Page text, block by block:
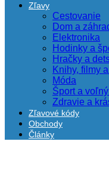
Zľavy
Cestovanie
Dom a
Elektronika
Hodinky a
Hračky a
Knihy, filmy
Móda
Šport a
Zdravie a
Zľavové kódy
Obchody
Články